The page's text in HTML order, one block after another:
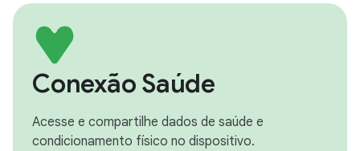
Conexão Saúde
Acesse e compartilhe dados de saúde e
condicionamento físico no dispositivo.